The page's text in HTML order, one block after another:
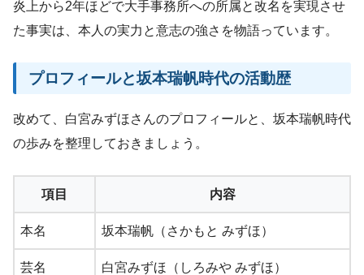
炎上から2年ほどで大手事務所への所属と改名を実現させ
た事実は、本人の実力と意志の強さを物語っています。
プロフィールと坂本瑞帆時代の活動歴
改めて、白宮みずほさんのプロフィールと、坂本瑞帆時代
の歩みを整理しておきましょう。
項目 内容
本名 坂本瑞帆（さかもと みずほ）
芸名 白宮みずほ（しろみや みずほ）